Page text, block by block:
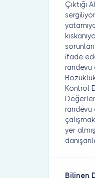
Çıktığı
ifade
randevu
Kontrol
randevu
yer
Bilinen